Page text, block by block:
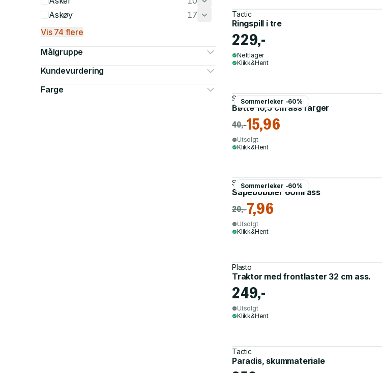
Askøy
17
Vis 74 flere
Målgruppe
Kundevurdering
Farge
Tactic
Ringspill i tre
229,-
Nettlager
Klikk&Hent
Sommerleker -60%
Sommerleker
Bøtte 16,5 cm ass farger
40,-15,96
Utsolgt
Klikk&Hent
Sommerleker -60%
Sommerleker
Såpebobbler 60ml ass
20,-7,96
Utsolgt
Klikk&Hent
Plasto
Traktor med frontlaster 32 cm ass.
249,-
Utsolgt
Klikk&Hent
Tactic
Paradis, skummateriale